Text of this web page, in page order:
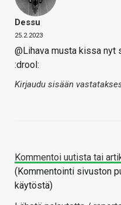
Dessu
25.2.2023
@Lihava musta kissa
:drool:
Kirjaudu sisään
Kommentoi uutista tai
(Kommentointi sivuston
käytöstä)